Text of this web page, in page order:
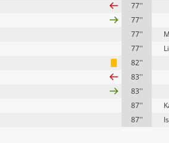
77''
77''
77''
77''
82''
83''
83''
87''
87''